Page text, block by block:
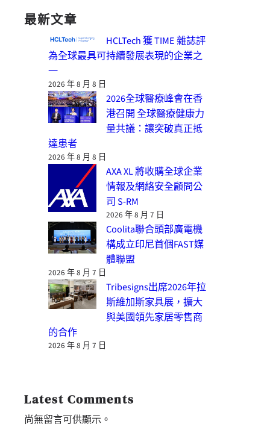
最新文章
HCLTech 獲 TIME 雜誌評
為全球最具可持續發展表現的企業之
一
2026 年 8 月 8 日
2026全球醫療峰會在香
港召開 全球醫療健康力
量共議：讓突破真正抵
達患者
2026 年 8 月 8 日
AXA XL 將收購全球企業
情報及網絡安全顧問公
司 S-RM
2026 年 8 月 7 日
Coolita聯合頭部廣電機
構成立印尼首個FAST媒
體聯盟
2026 年 8 月 7 日
Tribesigns出席2026年拉
斯維加斯家具展，擴大
與美國領先家居零售商
的合作
2026 年 8 月 7 日
Latest Comments
尚無留言可供顯示。